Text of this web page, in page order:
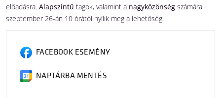
előadásra. Alapszintű tagok, valamint a nagyközönség számára
szeptember 26-án 10 órától nyílik meg a lehetőség.
FACEBOOK ESEMÉNY
NAPTÁRBA MENTÉS